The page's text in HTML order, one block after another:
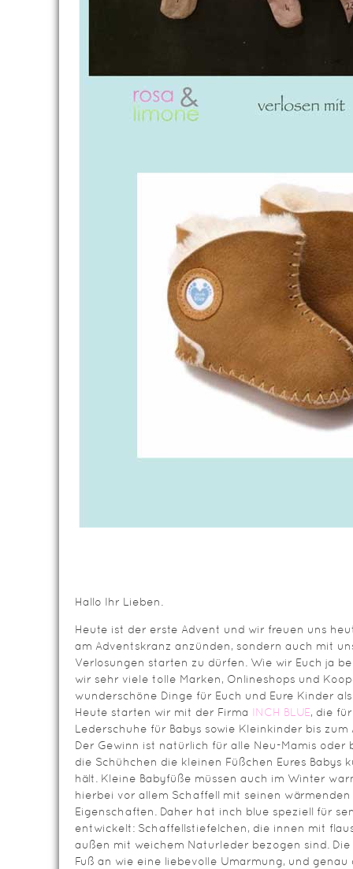
Hallo Ihr Lieben.
Heute ist der erste Advent und wir freuen uns
am Adventskranz anzünden, sondern auch mit
Verlosungen starten zu dürfen. Wie wir Euch ja
wir sehr viele tolle Marken, Onlineshops und
wunderschöne Dinge für Euch und Eure Kinder
Heute starten wir mit der Firma INCH BLUE, die
Lederschuhe für Babys sowie Kleinkinder bis
Der Gewinn ist natürlich für alle Neu-Mamis oder
die Schühchen die kleinen Füßchen Eures Babys
hält. Kleine Babyfüße müssen auch im Winter
hierbei vor allem Schaffell mit seinen
Eigenschaften. Daher hat inch blue speziell für
entwickelt: Schaffellstiefelchen, die innen mit
außen mit weichem Naturleder bezogen sind.
Fuß an wie eine liebevolle Umarmung, und